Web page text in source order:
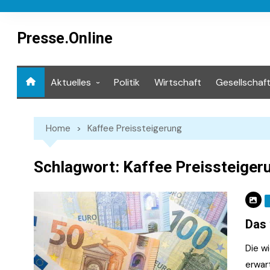
contentPresse.Online
Aktuelles Politik Wirtschaft Gesellschaft
Home Kaffee Preissteigerung
Schlagwort: Kaffee
Die